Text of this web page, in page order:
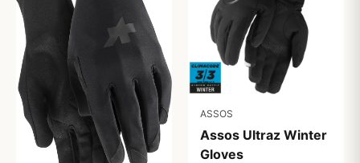
ASSOS
Assos Ultraz Winter
Gloves